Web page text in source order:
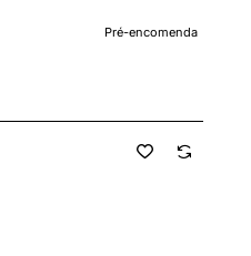
Pré-encomenda